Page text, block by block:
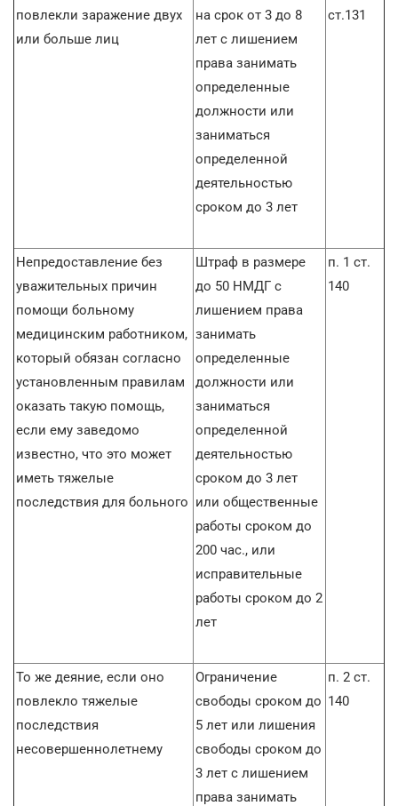
повлекли заражение двух
или больше лиц
на срок от 3 до 8
лет с лишением
права занимать
определенные
должности или
заниматься
определенной
деятельностью
сроком до 3 лет
ст.131
Непредоставление без
уважительных причин
помощи больному
медицинским работником,
который обязан согласно
установленным правилам
оказать такую помощь,
если ему заведомо
известно, что это может
иметь тяжелые
последствия для больного
Штраф в размере
до 50 НМДГ с
лишением права
занимать
определенные
должности или
заниматься
определенной
деятельностью
сроком до 3 лет
или общественные
работы сроком до
200 час., или
исправительные
работы сроком до 2
лет
п. 1 ст.
140
То же деяние, если оно
повлекло тяжелые
последствия
несовершеннолетнему
Ограничение
свободы сроком до
5 лет или лишения
свободы сроком до
3 лет с лишением
права занимать
п. 2 ст.
140